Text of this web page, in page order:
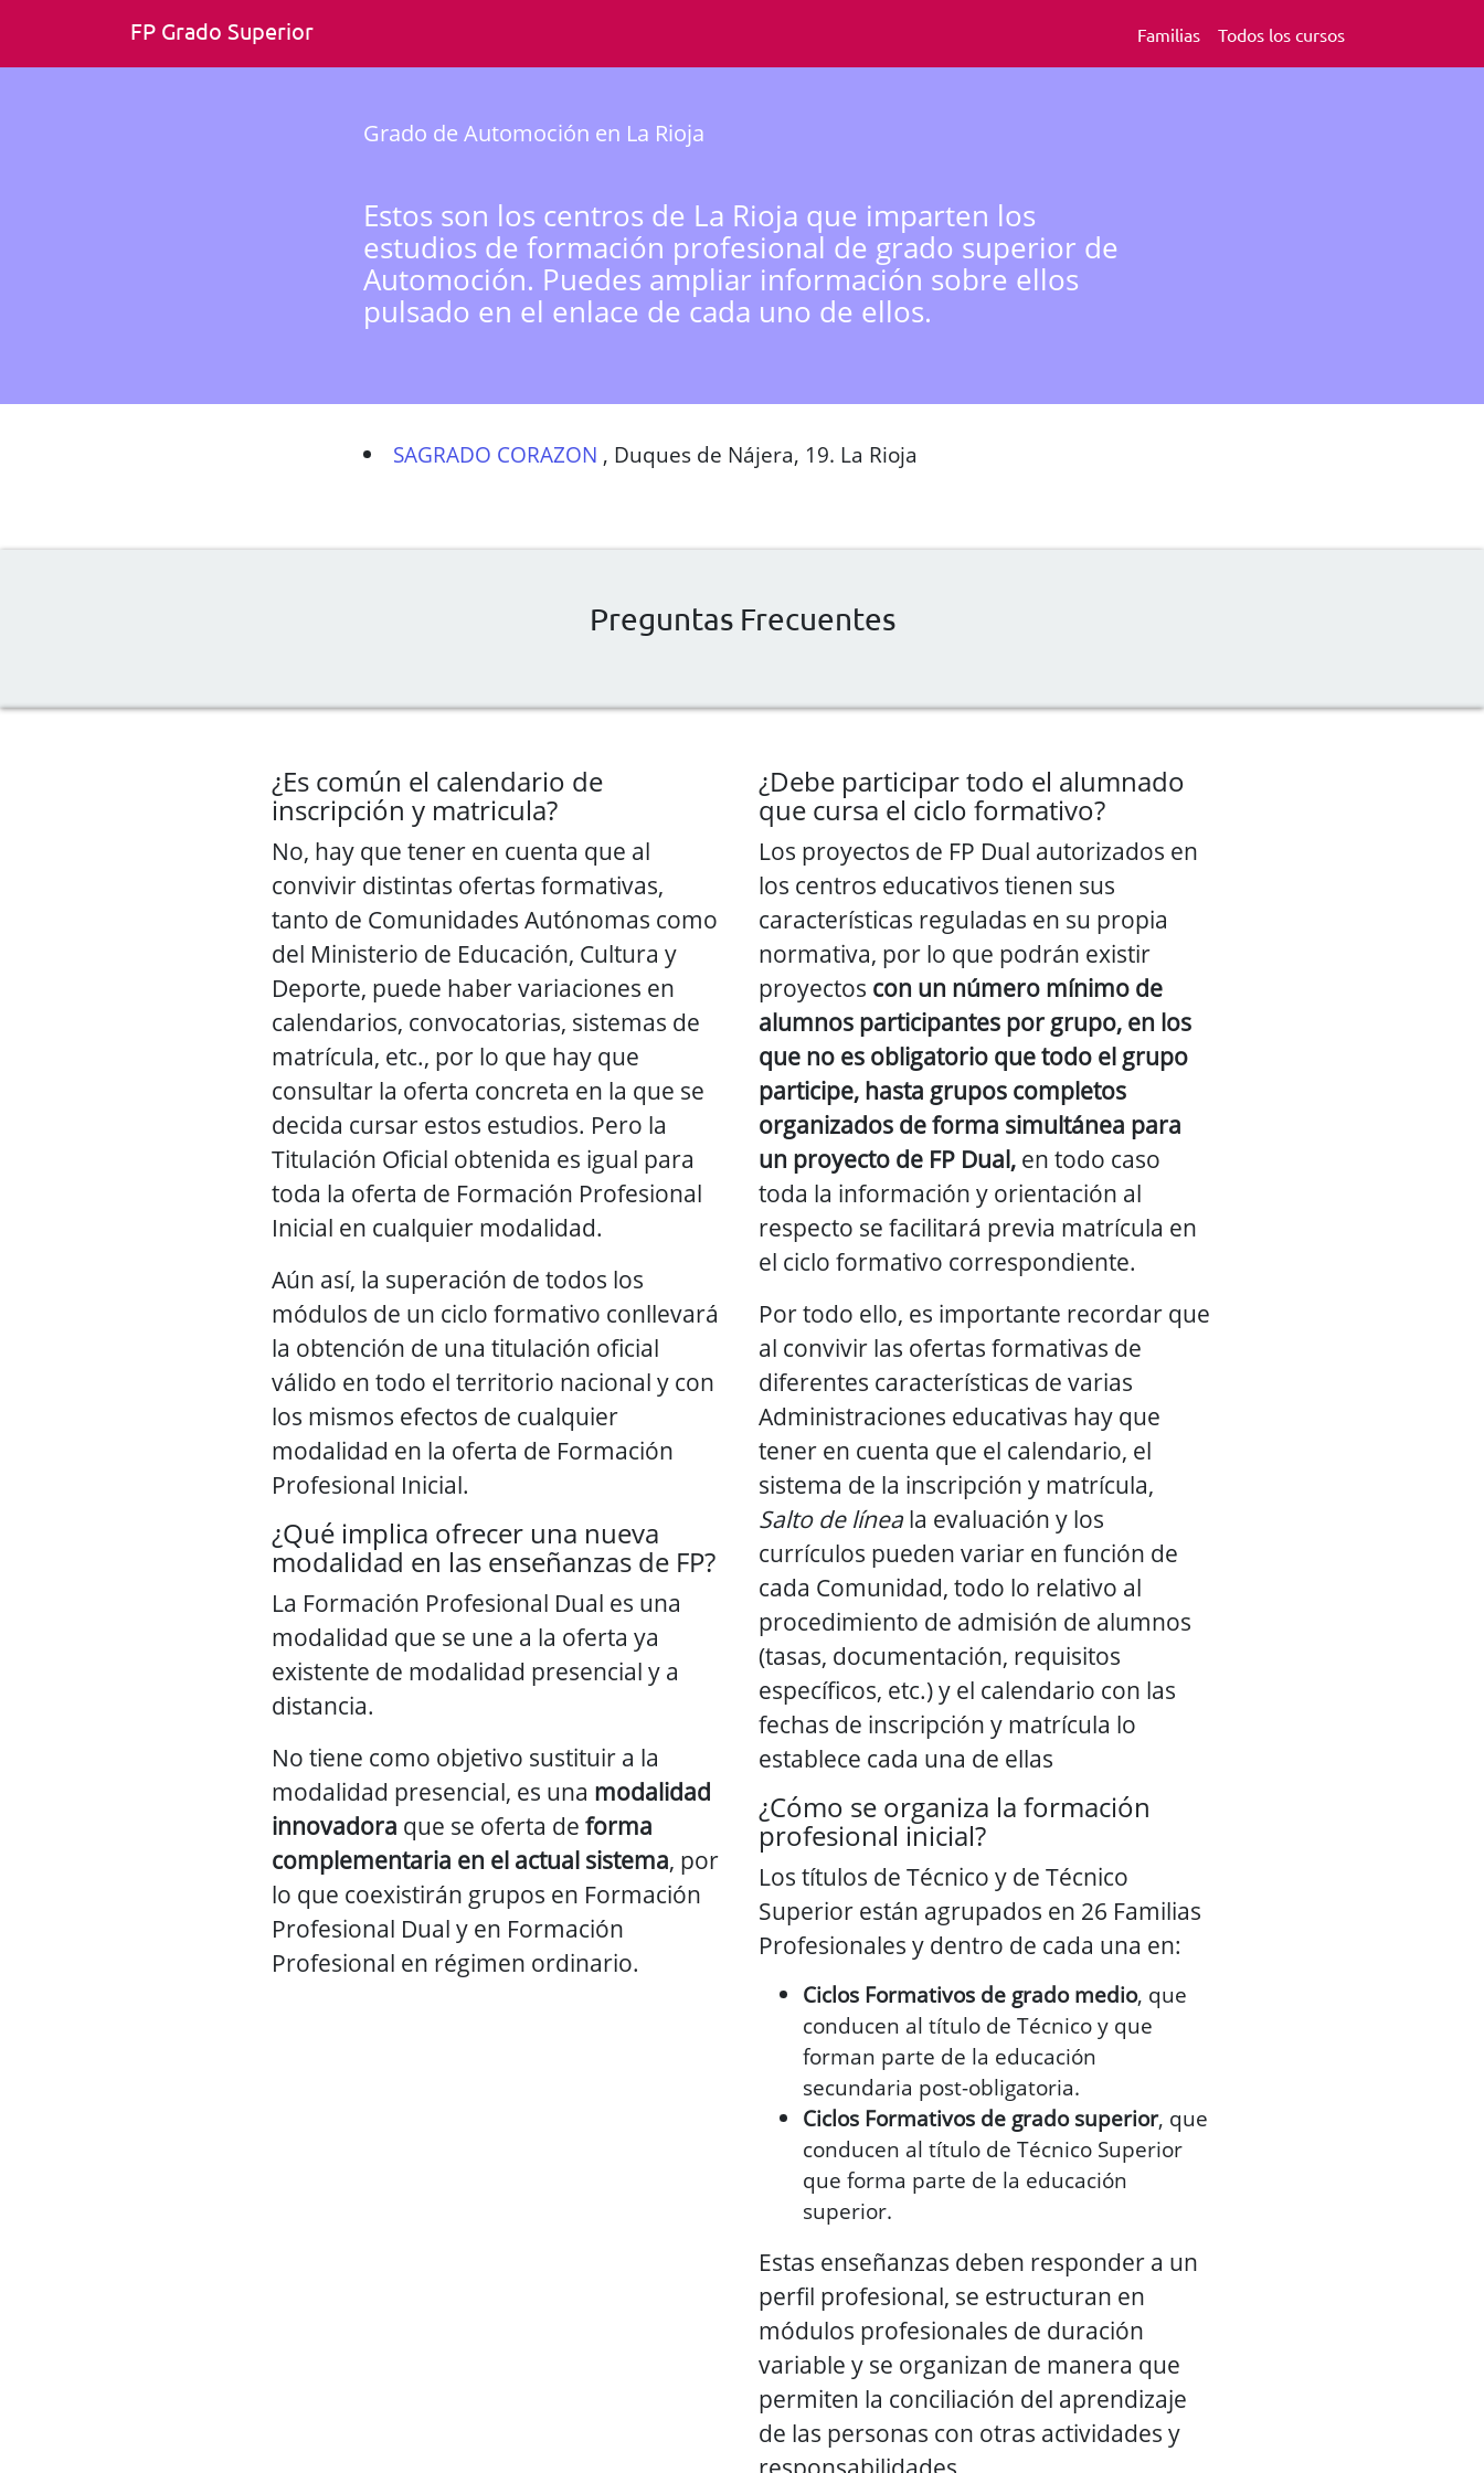
FP Grado Superior Familias Todos los cursos
Grado de Automoción en La Rioja
Estos son los centros de La Rioja que imparten los
estudios de formación profesional de grado superior de
Automoción. Puedes ampliar información sobre ellos
pulsado en el enlace de cada uno de ellos.
SAGRADO CORAZON , Duques de Nájera, 19. La Rioja
Preguntas Frecuentes
¿Es común el calendario de
inscripción y matricula?
No, hay que tener en cuenta que al
convivir distintas ofertas formativas,
tanto de Comunidades Autónomas como
del Ministerio de Educación, Cultura y
Deporte, puede haber variaciones en
calendarios, convocatorias, sistemas de
matrícula, etc., por lo que hay que
consultar la oferta concreta en la que se
decida cursar estos estudios. Pero la
Titulación Oficial obtenida es igual para
toda la oferta de Formación Profesional
Inicial en cualquier modalidad.
Aún así, la superación de todos los
módulos de un ciclo formativo conllevará
la obtención de una titulación oficial
válido en todo el territorio nacional y con
los mismos efectos de cualquier
modalidad en la oferta de Formación
Profesional Inicial.
¿Qué implica ofrecer una nueva
modalidad en las enseñanzas de FP?
La Formación Profesional Dual es una
modalidad que se une a la oferta ya
existente de modalidad presencial y a
distancia.
No tiene como objetivo sustituir a la
modalidad presencial, es una modalidad
innovadora que se oferta deforma
complementaria en el actual sistema, por
lo que coexistirán grupos en Formación
Profesional Dual y en Formación
Profesional en régimen ordinario.
¿Debe participar todo el alumnado
que cursa el ciclo formativo?
Los proyectos de FP Dual autorizados en
los centros educativos tienen sus
características reguladas en su propia
normativa, por lo que podrán existir
proyectos con un número mínimo de
alumnos participantes por grupo, en los
que no es obligatorio que todo el grupo
participe, hasta grupos completos
organizados de forma simultánea para
un proyecto de FP Dual, en todo caso
toda la información y orientación al
respecto se facilitará previa matrícula en
el ciclo formativo correspondiente.
Por todo ello, es importante recordar que
al convivir las ofertas formativas de
diferentes características de varias
Administraciones educativas hay que
tener en cuenta que el calendario, el
sistema de la inscripción y matrícula,
Salto de línea la evaluación y los
currículos pueden variar en función de
cada Comunidad, todo lo relativo al
procedimiento de admisión de alumnos
(tasas, documentación, requisitos
específicos, etc.) y el calendario con las
fechas de inscripción y matrícula lo
establece cada una de ellas
¿Cómo se organiza la formación
profesional inicial?
Los títulos de Técnico y de Técnico
Superior están agrupados en 26 Familias
Profesionales y dentro de cada una en:
Ciclos Formativos de grado medio, que
conducen al título de Técnico y que
forman parte de la educación
secundaria post-obligatoria.
Ciclos Formativos de grado superior, que
conducen al título de Técnico Superior
que forma parte de la educación
superior.
Estas enseñanzas deben responder a un
perfil profesional, se estructuran en
módulos profesionales de duración
variable y se organizan de manera que
permiten la conciliación del aprendizaje
de las personas con otras actividades y